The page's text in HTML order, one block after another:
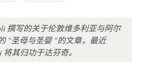
撰写的关于伦敦维多利亚与阿尔
"圣母与圣婴 "的文章，最近
将其归功于达芬奇。